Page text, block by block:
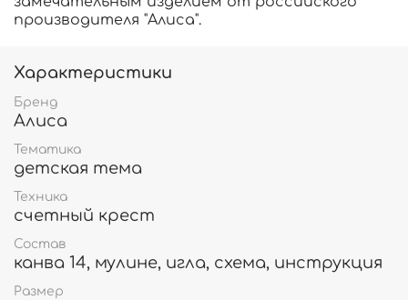
производителя "Алиса".
Характеристики
Бренд
Алиса
Тематика
детская тема
Техника
счетный крест
Состав
канва 14, мулине, игла, схема, инструкция
Размер